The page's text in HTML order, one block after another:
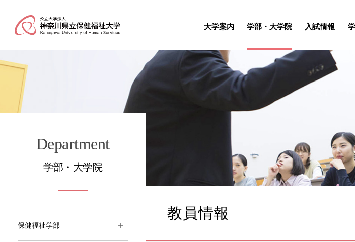
大学案内 学部・大学院 入試情報
Department
学部・大学院
保健福祉学部
教員情報